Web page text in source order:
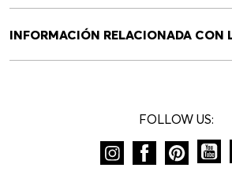
INFORMACIÓN RELACIONADA CON
FOLLOW US: